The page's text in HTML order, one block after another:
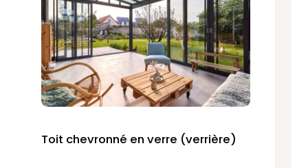
Toit chevronné en verre (verrière)